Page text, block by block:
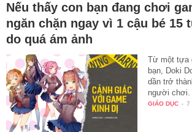
Nếu thấy con bạn đang chơi
ngăn chặn ngay vì 1 cậu bé 15
do quá ám ảnh
Từ một tựa
bạn, Doki
dần trở
người chơi.
GIÁO DỤC - 7